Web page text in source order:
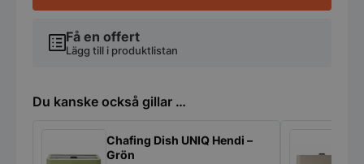
mängd
Få en offert
Lägg till i produktlistan
Du kanske också gillar …
Chafing Dish UNIQ Hendi –
Grön